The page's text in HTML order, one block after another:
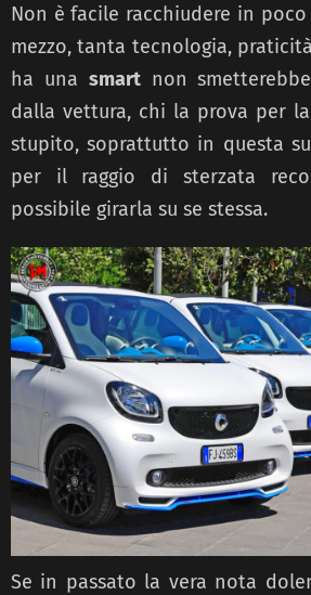
Non è facile racchiudere in
mezzo, tanta tecnologia,
ha una smartnon
dalla vettura, chi la prova per
stupito, soprattutto in questa
per il raggio di sterzata
possibile girarla su se stessa.
Se in passato la vera nota